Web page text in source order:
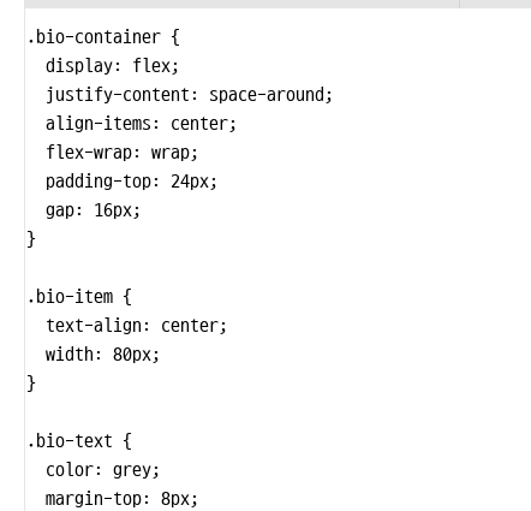
.bio-container {
  display: flex;
  justify-content: space-around;
  align-items: center;
  flex-wrap: wrap;
  padding-top: 24px;
  gap: 16px;
}
.bio-item {
  text-align: center;
  width: 80px;
}
.bio-text {
  color: grey;
  margin-top: 8px;